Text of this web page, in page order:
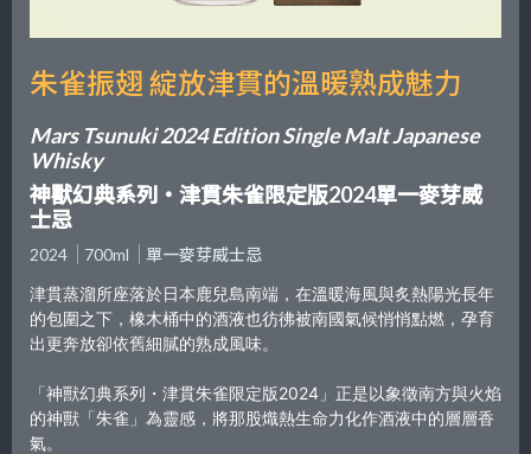
朱雀振翅 綻放津貫的溫暖熟成魅力
Mars Tsunuki 2024 Edition Single Malt Japanese
Whisky
神獸幻典系列・津貫朱雀限定版2024單一麥芽威
士忌
2024 700ml
單一麥芽威士忌
津貫蒸溜所座落於日本鹿兒島南端，在溫暖海風與炙熱陽光長年
的包圍之下，橡木桶中的酒液也彷彿被南國氣候悄悄點燃，孕育
出更奔放卻依舊細膩的熟成風味。
「神獸幻典系列・津貫朱雀限定版2024」正是以象徵南方與火焰
的神獸「朱雀」為靈感，將那股熾熱生命力化作酒液中的層層香
氣。